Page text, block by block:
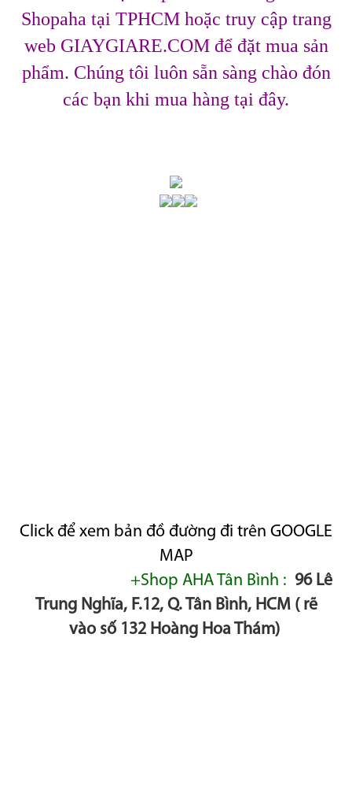
Shopaha tại TPHCM hoặc truy cập trang
web GIAYGIARE.COM để đặt mua sản
phẩm. Chúng tôi luôn sẵn sàng chào đón
các bạn khi mua hàng tại đây.
Click để xem bản đồ đường đi trên GOOGLE
MAP
+Shop AHA Tân Bình : 96 Lê
Trung Nghĩa, F.12, Q. Tân Bình, HCM ( rẽ
vào số 132 Hoàng Hoa Thám)